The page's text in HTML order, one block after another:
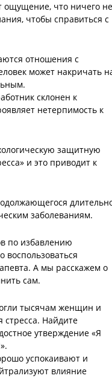
ощущение, что ничего не
чтобы справиться с
отношения с
может накричать
склонен к
нетерпимость к
защитную
и это приводит к
заболеваниям.
по избавлению
воспользоваться
А мы расскажем о
сам.
тысячам женщин и
стресса. Найдите
утверждение «Я
успокаивают и
влияние